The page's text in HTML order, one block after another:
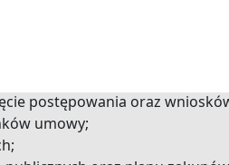
Prawo zamówień
zamówień
usług i robót
w przygotowywaniu
postępowania oraz
umowy;